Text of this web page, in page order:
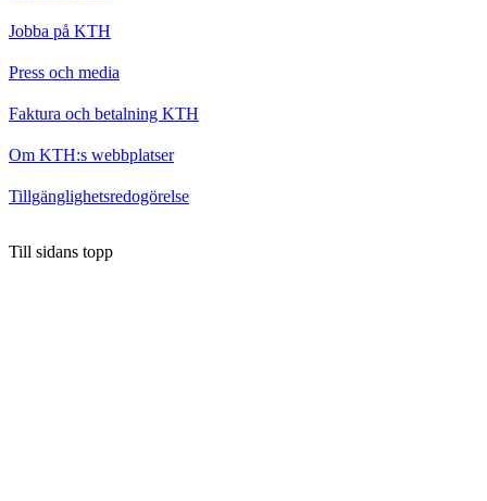
Jobba på KTH
Press och media
Faktura och betalning KTH
Om KTH:s webbplatser
Tillgänglighetsredogörelse
Till sidans topp